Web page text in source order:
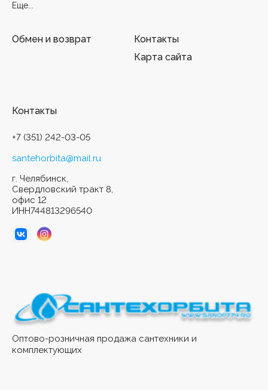
Оптово-розничная продажа сантехники и
комплектующих
Еще...
Обмен и возврат
Контакты
Карта сайта
Контакты
+7 (351) 242-03-05
santehorbita@mail.ru
г. Челябинск,
Свердловский тракт 8,
офис 12
ИНН744813296540